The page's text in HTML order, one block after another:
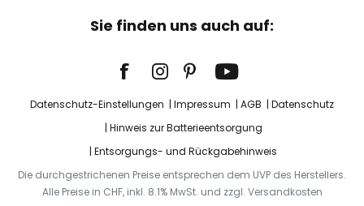
Sie finden uns auch auf:
Datenschutz-Einstellungen Impressum AGB
Datenschutz
Hinweis zur Batterieentsorgung
Entsorgungs- und Rückgabehinweis
Die durchgestrichenen Preise entsprechen dem UVP des Herstellers.
Alle Preise in CHF, inkl. 8.1% MwSt. und zzgl. Versandkosten